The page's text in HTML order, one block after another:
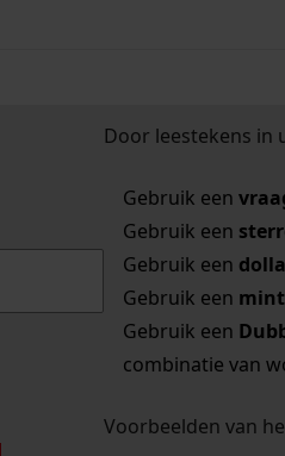
Door leestekens in
Gebruik een
Gebruik een
Gebruik een
Gebruik een
Gebruik een
combinatie van
Voorbeelden van